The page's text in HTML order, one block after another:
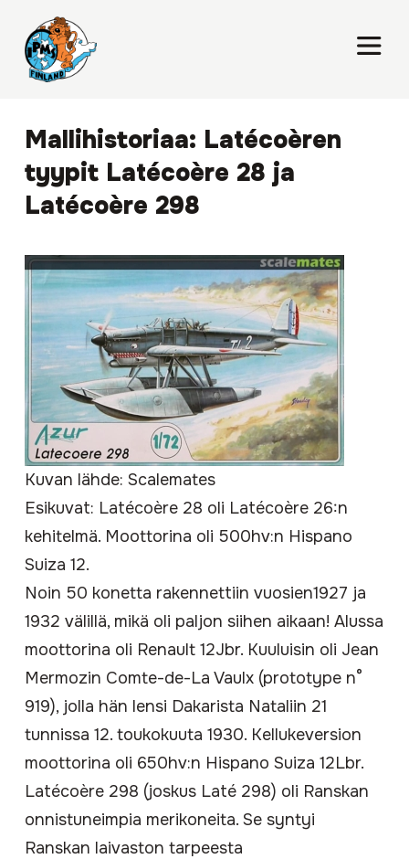
Mallihistoriaa: Latécoèren
tyypit Latécoère 28 ja
Latécoère 298
Kuvan lähde: Scalemates
Esikuvat: Latécoère 28 oli Latécoère 26:n
kehitelmä. Moottorina oli 500hv:n Hispano
Suiza 12.
Noin 50 konetta rakennettiin vuosien1927 ja
1932 välillä, mikä oli paljon siihen aikaan! Alussa
moottorina oli Renault 12Jbr. Kuuluisin oli Jean
Mermozin Comte-de-La Vaulx (prototype n°
919), jolla hän lensi Dakarista Nataliin 21
tunnissa 12. toukokuuta 1930. Kellukeversion
moottorina oli 650hv:n Hispano Suiza 12Lbr.
Latécoère 298 (joskus Laté 298) oli Ranskan
onnistuneimpia merikoneita. Se syntyi
Ranskan laivaston tarpeesta